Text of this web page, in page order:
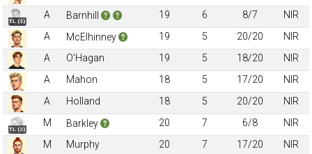
TL (2)
A Barnhill 19 6 8/7
NIR
A
McElhinney 19 5 20/20
NIR
A
O’Hagan 19 5 18/20
NIR
A
Mahon 18 5 17/20
NIR
A
Holland 18 5 20/20 NIR
TL (2)
M Barkley 20 7 6/8
NIR
M
Murphy 20 7 17/20
NIR